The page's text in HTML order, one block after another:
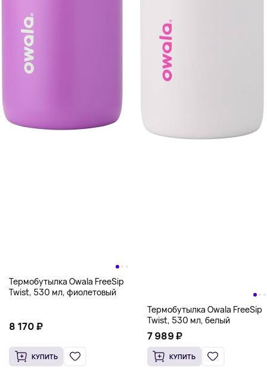
Термобутылка Owala FreeSip
Twist, 530 мл, фиолетовый
8 170 ₽
КУПИТЬ
Термобутылка Owala FreeSip
Twist, 530 мл, белый
7 989 ₽
КУПИТЬ